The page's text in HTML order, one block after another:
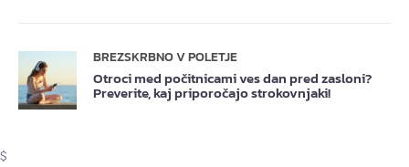
BREZSKRBNO V POLETJE
Otroci med počitnicami ves dan pred zasloni?
Preverite, kaj priporočajo strokovnjaki!
$